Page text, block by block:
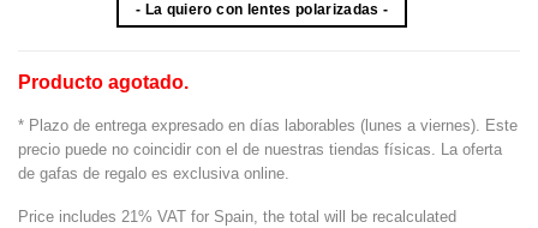
- La quiero con lentes polarizadas -
Producto agotado.
* Plazo de entrega expresado en días laborables (lunes a viernes). Este
precio puede no coincidir con el de nuestras tiendas físicas. La oferta
de gafas de regalo es exclusiva online.
Price includes 21% VAT for Spain, the total will be recalculated